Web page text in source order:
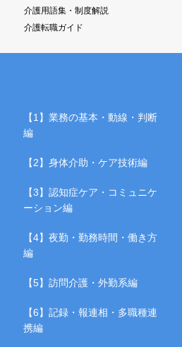
介護用語集・制度解説
介護転職ガイド
【1】業務の基本・動線・判断
編
【2】身体介助・ケア技術編
【3】認知症ケア・コミュニケ
ーション編
【4】夜勤・勤務時間・働き方
編
【5】訪問介護・外勤系編
【6】記録・報連相・多職種連
携編